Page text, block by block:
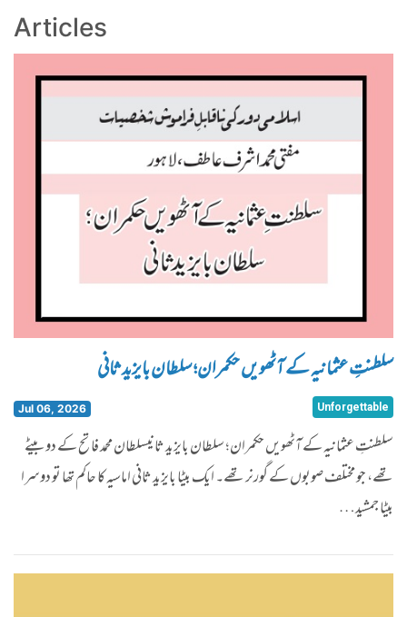
Articles
سلطنتِ عثمانیہ کے آٹھویں حکمران؛ سلطان بایزید ثانی
Jul 06, 2026 Unforgettable
سلطنتِ عثمانیہ کے آٹھویں حکمران؛ سلطان بایزید ثانیسلطان محمد فاتح کے دو بیٹے
تھے، جو مختلف صوبوں کے گورنر تھے۔ ایک بیٹا بایزید ثانی اماسیہ کا حاکم تھا تو دوسرا
بیٹا جمشید…